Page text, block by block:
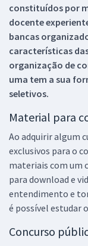
constituídos por
docente
bancas
características
organização de
uma tem a sua
seletivos.
Material para
Ao adquirir algum
exclusivos para o
materiais com um
para download e
entendimento e
é possível estudar
Concurso